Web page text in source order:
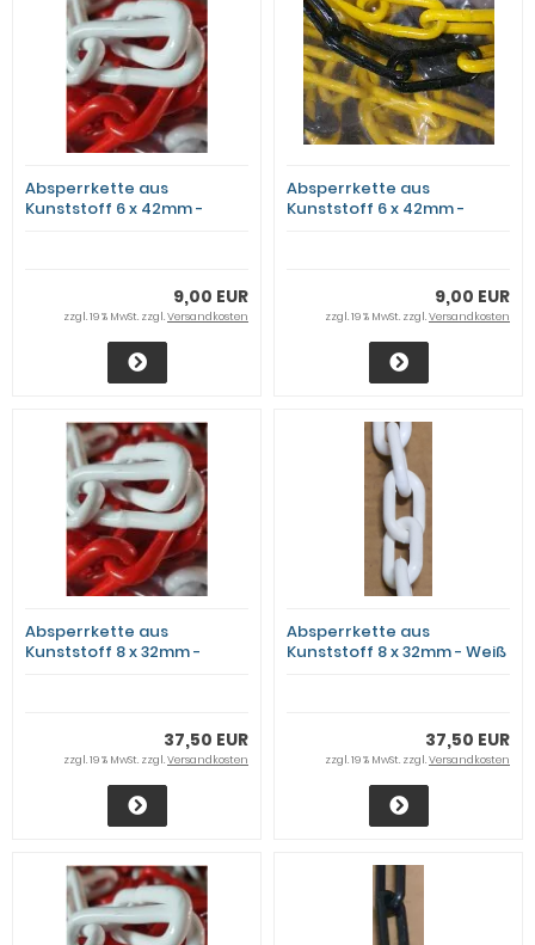
Absperrkette aus
Kunststoff 6 x 42mm -
9,00 EUR
zzgl. 19 % MwSt. zzgl.Versandkosten
Absperrkette aus
Kunststoff 6 x 42mm -
9,00 EUR
zzgl. 19 % MwSt. zzgl.Versandkosten
Absperrkette aus
Kunststoff 8 x 32mm -
37,50 EUR
zzgl. 19 % MwSt. zzgl.Versandkosten
Absperrkette aus
Kunststoff 8 x 32mm - Weiß
37,50 EUR
zzgl. 19 % MwSt. zzgl.Versandkosten